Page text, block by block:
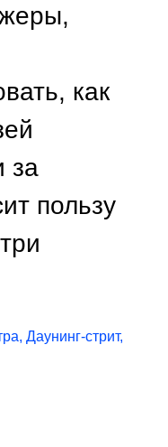
как
за
пользу
Даунинг-стрит,